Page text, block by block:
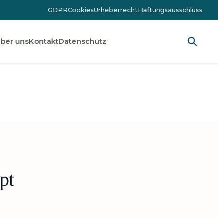
GDPRCookiesUrheberrechtHaftungsausschluss
unsKontaktDatenschutz